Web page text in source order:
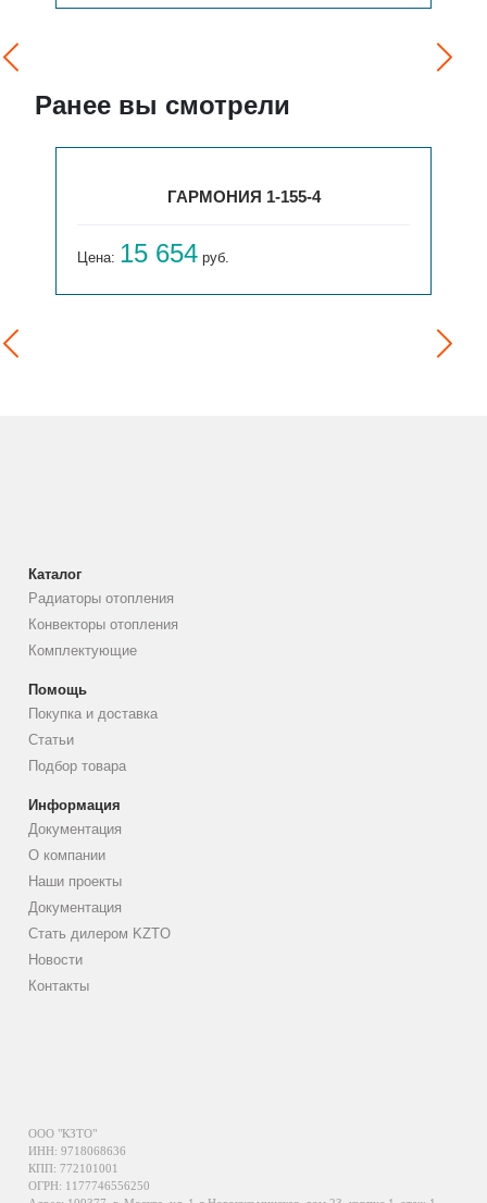
Ранее вы смотрели
ГАРМОНИЯ 1-155-4
Цена: 15 654 руб.
Каталог
Радиаторы отопления
Конвекторы отопления
Комплектующие
Помощь
Покупка и доставка
Статьи
Подбор товара
Информация
Документация
О компании
Наши проекты
Документация
Стать дилером KZTO
Новости
Контакты
ООО "КЗТО"
ИНН: 9718068636
КПП: 772101001
ОГРН: 1177746556250